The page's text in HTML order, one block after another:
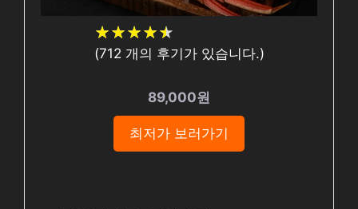
★★★★★
★★★★★
(712 개의 후기가 있습니다.)
89,000원
최저가 보러가기